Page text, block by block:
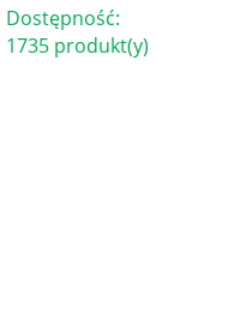
Dostępność:
1735 produkt(y)